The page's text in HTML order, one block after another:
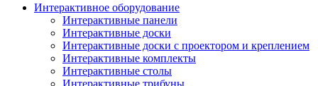
Интерактивное оборудование
Интерактивные панели
Интерактивные доски
Интерактивные доски с проектором и креплением
Интерактивные комплекты
Интерактивные столы
Интерактивные трибуны